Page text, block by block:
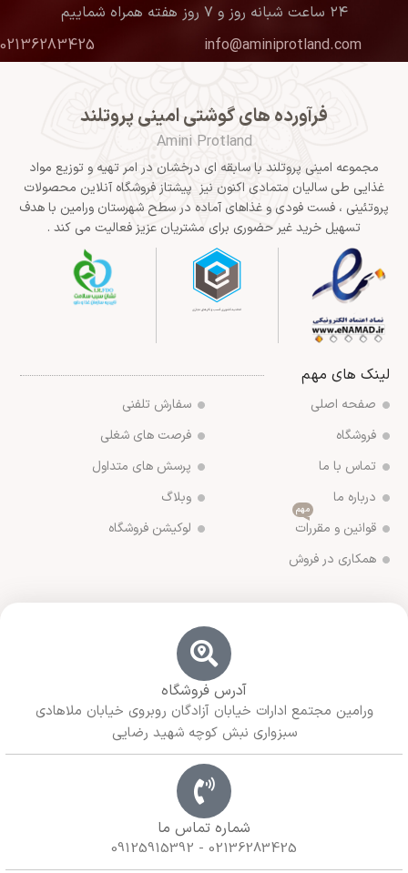
۲۴ ساعت شبانه روز و ۷ روز هفته همراه شماییم
info@aminiprotland.com
02136283425
فرآورده های گوشتی امینی پروتلند
Amini Protland
مجموعه امینی پروتلند با سابقه ای درخشان در امر تهیه و توزیع مواد
غذایی طی سالیان متمادی اکنون نیز پیشتاز فروشگاه آنلاین محصولات
پروتئینی ، فست فودی و غذاهای آماده در سطح شهرستان ورامین با هدف
تسهیل خرید غیر حضوری برای مشتریان عزیز فعالیت می کند .
لینک های مهم
صفحه اصلی
فروشگاه
تماس با ما
درباره ما
قوانین و مقررات
مهم
همکاری در فروش
سفارش تلفنی
فرصت های شغلی
پرسش های متداول
وبلاگ
لوکیشن فروشگاه
آدرس فروشگاه
ورامین مجتمع ادارات خیابان آزادگان روبروی خیابان ملاهادی
سبزواری نبش کوچه شهید رضایی
شماره تماس ما
02136283425 - 09125915392